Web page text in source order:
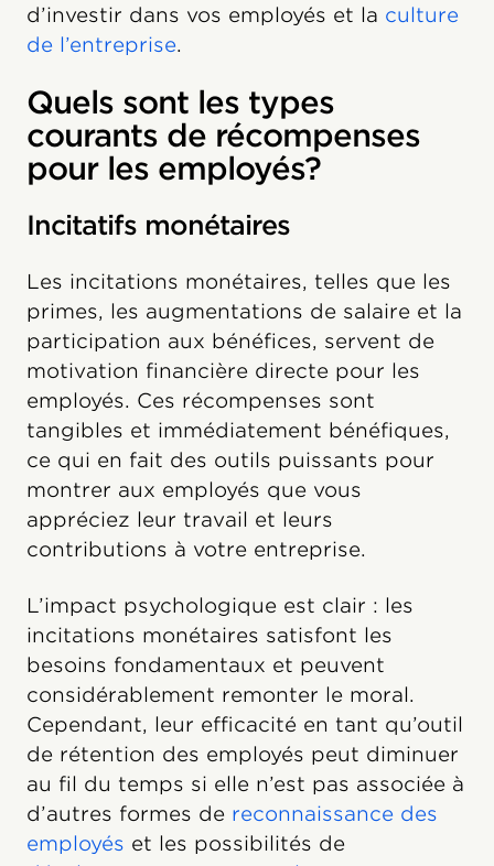
d’investir dans vos employés et la culture
de l’entreprise.
Quels sont les types
courants de récompenses
pour les employés?
Incitatifs monétaires
Les incitations monétaires, telles que les
primes, les augmentations de salaire et la
participation aux bénéfices, servent de
motivation financière directe pour les
employés. Ces récompenses sont
tangibles et immédiatement bénéfiques,
ce qui en fait des outils puissants pour
montrer aux employés que vous
appréciez leur travail et leurs
contributions à votre entreprise.
L’impact psychologique est clair : les
incitations monétaires satisfont les
besoins fondamentaux et peuvent
considérablement remonter le moral.
Cependant, leur efficacité en tant qu’outil
de rétention des employés peut diminuer
au fil du temps si elle n’est pas associée à
d’autres formes de reconnaissance des
employés et les possibilités de